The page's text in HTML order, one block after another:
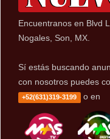
Encuentranos en Blvd
Nogales, Son, MX.
Sí estás buscando
con nosotros puedes
+52(631)319-3199 o en